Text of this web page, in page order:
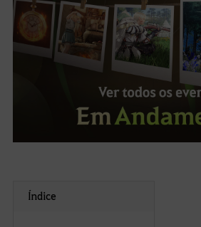
Índice